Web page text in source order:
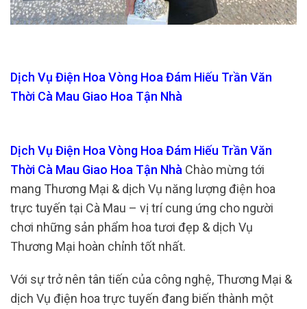
Dịch Vụ Điện Hoa Vòng Hoa Đám Hiếu Trần Văn
Thời Cà Mau Giao Hoa Tận Nhà
Dịch Vụ Điện Hoa Vòng Hoa Đám Hiếu Trần Văn
Thời Cà Mau Giao Hoa Tận Nhà Chào mừng tới
mang Thương Mại & dịch Vụ năng lượng điện hoa
trực tuyến tại Cà Mau – vị trí cung ứng cho người
chơi những sản phẩm hoa tươi đẹp & dịch Vụ
Thương Mại hoàn chỉnh tốt nhất.
Với sự trở nên tân tiến của công nghệ, Thương Mại &
dịch Vụ điện hoa trực tuyến đang biến thành một